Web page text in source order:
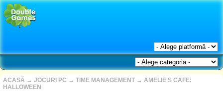
ACASĂ → JOCURI PC → TIME MANAGEMENT → AMELIE'S CAFE:
HALLOWEEN